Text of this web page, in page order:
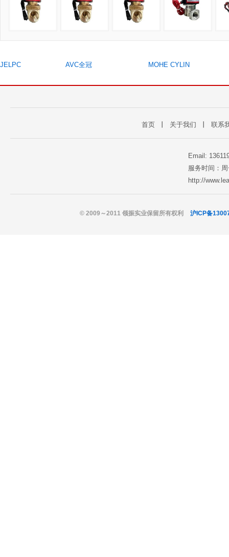
JELPC AVC全冠 MOHE CYLIN
首页 关于我们 联系
Email:
服务时间：
http://
© 2009～2011 领振实业保留所有权利 沪ICP备